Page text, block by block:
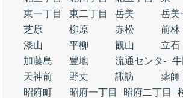
東一丁目
東二丁目 岳美
岳美
芝原
柳原 赤松
前林
漆山
平柳 観山
立石
加藤島
豊地 流通センタ‐ 牛
天神前
野丈 諏訪
薬師
昭府町
昭府一丁目 昭府二丁目